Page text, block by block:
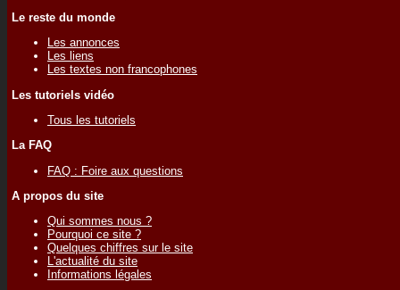
Le reste du monde
Les annonces
Les liens
Les textes non francophones
Les tutoriels vidéo
Tous les tutoriels
La FAQ
FAQ : Foire aux questions
A propos du site
Qui sommes nous ?
Pourquoi ce site ?
Quelques chiffres sur le site
L'actualité du site
Informations légales